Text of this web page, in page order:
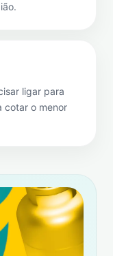
ligar para
cotar o menor